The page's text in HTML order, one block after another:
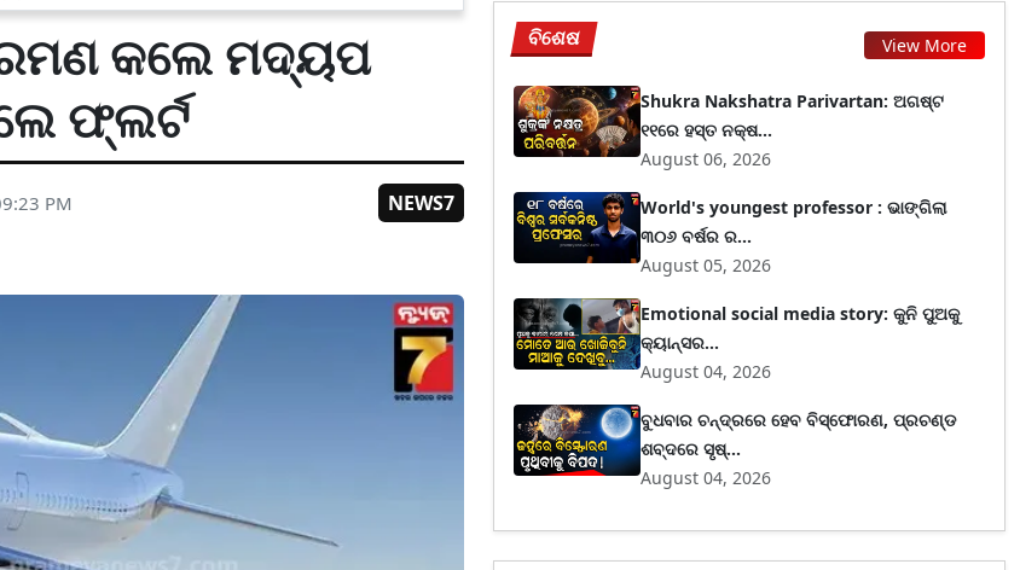
କଲେ ମଦ୍ୟପ
ଫ୍ଲର୍ଟ
PM
NEWS7
ବିଶେଷ View More
Shukra Nakshatra Parivartan: ଅଗଷ୍ଟ
୧୧ରେ ହସ୍ତ ନକ୍ଷ...
August 06, 2026
World's youngest professor : ଭାଙ୍ଗିଲା
୩୦୬ ବର୍ଷର ର...
August 05, 2026
Emotional social media story: କୁନି ପୁଅକୁ
କ୍ୟାନ୍ସର...
August 04, 2026
ବୁଧବାର ଚନ୍ଦ୍ରରେ ହେବ ବିସ୍ଫୋରଣ, ପ୍ରଚଣ୍ଡ
ଶବ୍ଦରେ ସୃଷ୍...
August 04, 2026